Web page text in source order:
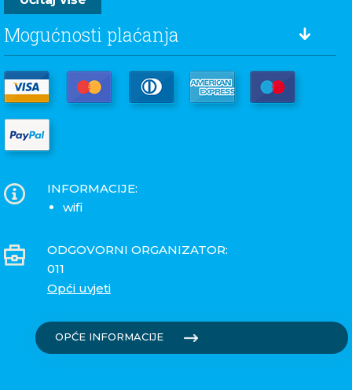
Mogućnosti plaćanja
INFORMACIJE:
wifi
ODGOVORNI ORGANIZATOR:
011
Opći uvjeti
OPĆE INFORMACIJE